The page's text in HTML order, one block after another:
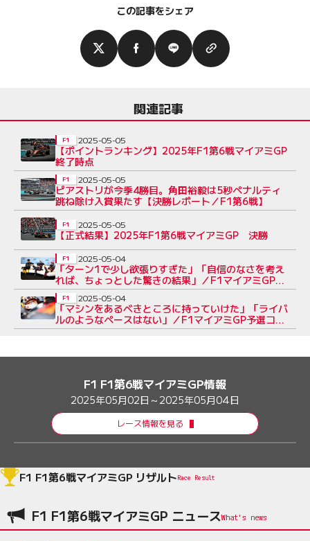
この記事をシェア
関連記事
【ポイントランキング】2025年F1第6戦マイアミGP
終了時点
F1 2025-05-05
ピアストリが今季4勝目。角田裕毅は5秒ペナルティ
跳ね除け入賞果たす【決勝レポート／F1第6戦】
F1 2025-05-05
【正式結果】2025年F1第6戦マイアミGP 決勝
F1 2025-05-05
「ターン1で少し欲張りすぎた」「自信のなさを考え
れば、ちょっとした驚きの結果」／F1マイアミGP予
選コメント（2）
F1 2025-05-04
「マシンをあるべきところに持っていけた」「ライバ
ルのようなペースはない」／F1マイアミGP予選コメ
ント（1）
F1 2025-05-04
F1 F1第6戦マイアミGP情報
2025年05月02日～2025年05月04日
レース情報を見る
F1 F1第6戦マイアミGP リザルトRace Result
F1 F1第6戦マイアミGP ニュース